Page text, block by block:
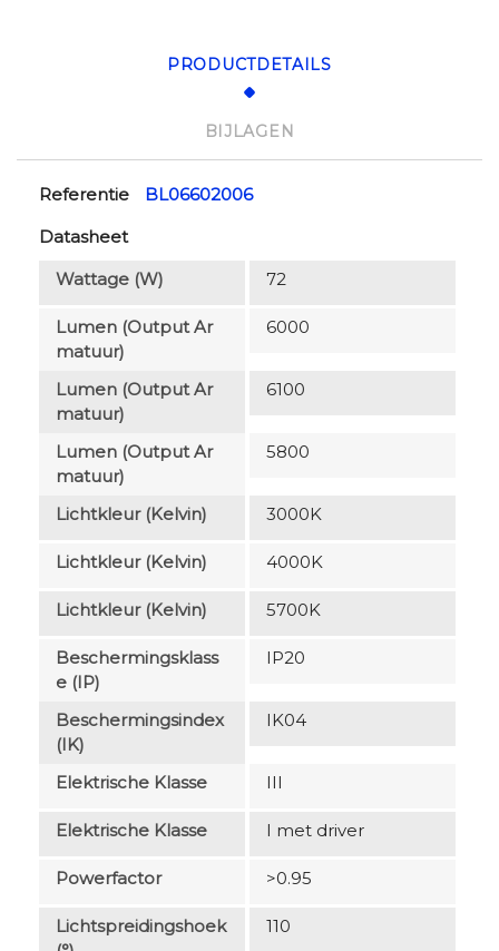
PRODUCTDETAILS
BIJLAGEN
Referentie
BL06602006
Datasheet
Wattage (W)
72
Lumen (output Ar
Matuur)
6000
Lumen (output Ar
Matuur)
6100
Lumen (output Ar
Matuur)
5800
Lichtkleur (Kelvin) 3000K
Lichtkleur (Kelvin) 4000K
Lichtkleur (Kelvin) 5700K
Beschermingsklass
E (IP)
IP20
Beschermingsindex
(IK)
IK04
Elektrische Klasse III
Elektrische Klasse I met driver
Powerfactor >0.95
Lichtspreidingshoek
110